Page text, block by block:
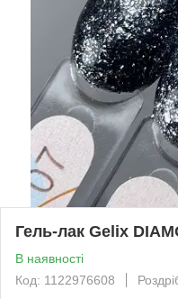
Гель-лак Gelix
В наявності
Код: 1122976608